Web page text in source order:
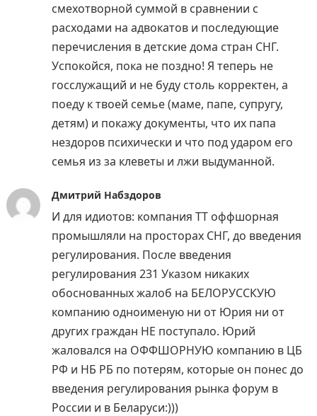
смехотворной суммой в сравнении с
расходами на адвокатов и последующие
перечисления в детские дома стран СНГ.
Успокойся, пока не поздно! Я теперь не
госслужащий и не буду столь корректен, а
поеду к твоей семье (маме, папе, супругу,
детям) и покажу документы, что их папа
нездоров психически и что под ударом его
семья из за клеветы и лжи выдуманной.
Дмитрий Набздоров
И для идиотов: компания ТТ оффшорная
промышляли на просторах СНГ, до введения
регулирования. После введения
регулирования 231 Указом никаких
обоснованных жалоб на БЕЛОРУССКУЮ
компанию одноименую ни от Юрия ни от
других граждан НЕ поступало. Юрий
жаловался на ОФФШОРНУЮ компанию в ЦБ
РФ и НБ РБ по потерям, которые он понес до
введения регулирования рынка форум в
России и в Беларуси:)))